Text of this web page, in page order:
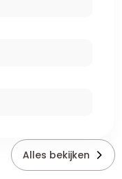
Alles bekijken